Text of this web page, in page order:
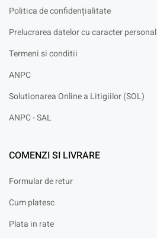
Politica de confidențialitate
Prelucrarea datelor cu caracter personal
Termeni si conditii
ANPC
Solutionarea Online a Litigiilor (SOL)
ANPC - SAL
COMENZI SI LIVRARE
Formular de retur
Cum platesc
Plata in rate